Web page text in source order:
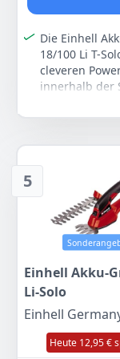
Die Einhell
18/100 Li T-
cleveren
innerhalb der
kombiniert
Zum Betrieb
erhältlich,
verschiedenen
Der
Das
geeignet
Für die
8 mm
Im Einsatz
5
Einhell Akku-
Li-Solo
Einhell
Heute 12,95 €